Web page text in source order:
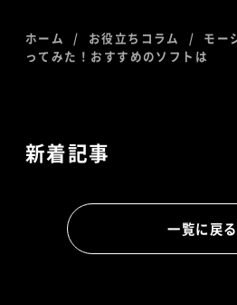
ホーム お役立ちコラム
モー
ってみた！おすすめのソフトは
新着記事
一覧に戻る